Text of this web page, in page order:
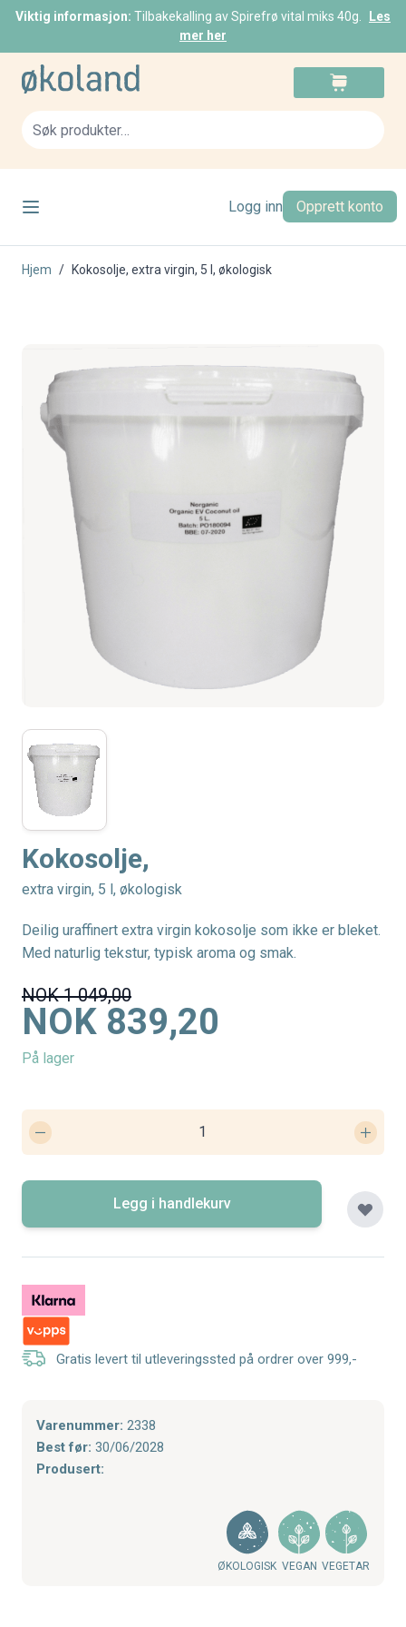
Viktig informasjon: Tilbakekalling av Spirefrø vital miks 40g.
Les
mer her
Skip to Content
Logg inn Opprett konto
Hjem / Kokosolje, extra virgin, 5 l, økologisk
Kokosolje,
extra virgin, 5 l, økologisk
Deilig uraffinert extra virgin kokosolje som ikke er bleket.
Med naturlig tekstur, typisk aroma og smak.
NOK 1 049,00
NOK 839,20
På lager
Legg i handlekurv
Gratis levert til utleveringssted på ordrer over 999,-
Varenummer: 2338
Best før: 30/06/2028
Produsert:
ØKOLOGISK VEGAN VEGETAR